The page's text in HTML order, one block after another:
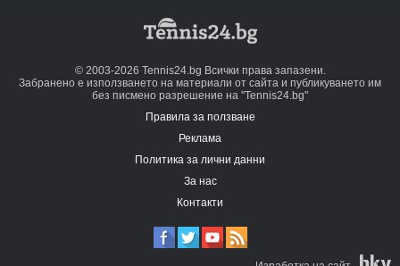
© 2003-2026 Tennis24.bg Всички права запазени.
Забранено е използването на материали от сайта и публикуването им
без писмено разрешение на "Tennis24.bg"
Правила за ползване
Реклама
Политика за лични данни
За нас
Контакти